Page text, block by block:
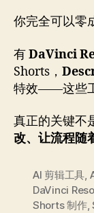
你完全可以零
有DaVinci
Shorts，
特效——这些工
真正的关键
改、让流程随
AI 剪辑工具,
DaVinci
Shorts 制作,